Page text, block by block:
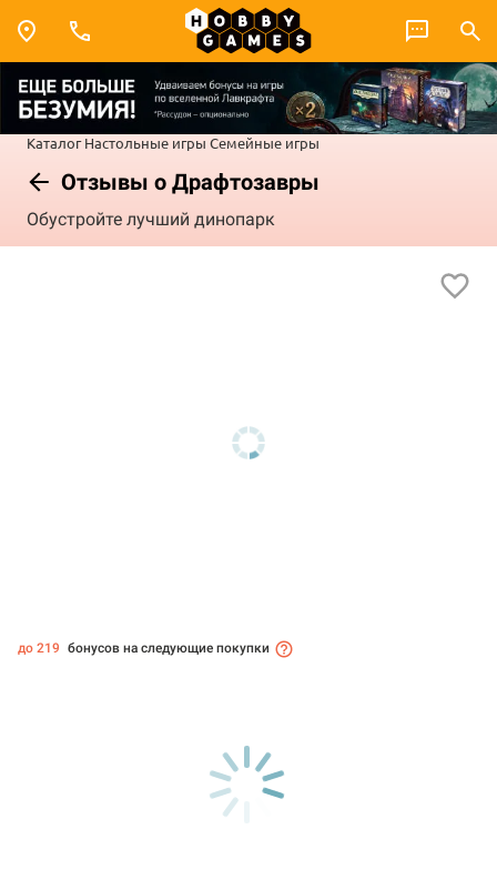
Каталог Настольные игры Семейные игры
Отзывы о Драфтозавры
Обустройте лучший динопарк
до 219 бонусов на следующие покупки